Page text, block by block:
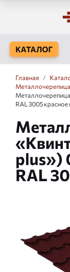
КАТАЛОГ
Главная /
Металлочерепица
RAL 3005 красное
plus»)
RAL